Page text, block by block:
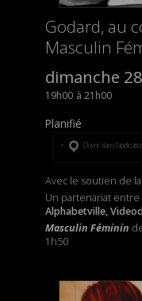
Godard, au
Masculin
dimanche
19h00 21h00
Planifié
Ouvrir dans
Avec le soutien de la
Un partenariat entre
Alphabetville,
Masculin Féminin
1h50